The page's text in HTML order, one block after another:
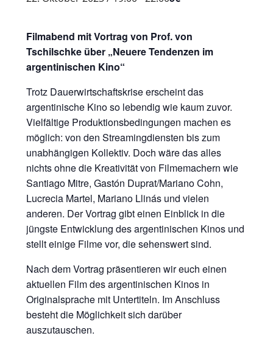
Filmabend mit Vortrag von Prof. von
Tschilschke über „Neuere Tendenzen im
argentinischen Kino“
Trotz Dauerwirtschaftskrise erscheint das
argentinische Kino so lebendig wie kaum zuvor.
Vielfältige Produktionsbedingungen machen es
möglich: von den Streamingdiensten bis zum
unabhängigen Kollektiv. Doch wäre das alles
nichts ohne die Kreativität von Filmemachern wie
Santiago Mitre, Gastón Duprat/Mariano Cohn,
Lucrecia Martel, Mariano Llinás und vielen
anderen. Der Vortrag gibt einen Einblick in die
jüngste Entwicklung des argentinischen Kinos und
stellt einige Filme vor, die sehenswert sind.
Nach dem Vortrag präsentieren wir euch einen
aktuellen Film des argentinischen Kinos in
Originalsprache mit Untertiteln. Im Anschluss
besteht die Möglichkeit sich darüber
auszutauschen.